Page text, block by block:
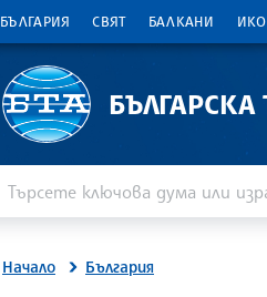
БЪЛГАРИЯ СВЯТ БАЛКАНИ
Начало България